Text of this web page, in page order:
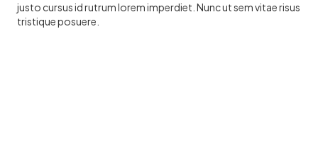
justo cursus id rutrum lorem imperdiet. Nunc ut sem vitae risus
tristique posuere.